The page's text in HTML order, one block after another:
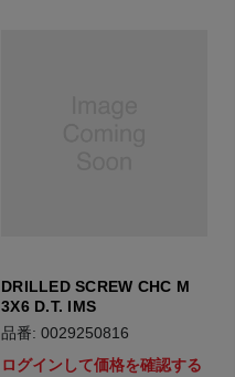
DRILLED SCREW CHC M
3X6 D.T. IMS
品番: 0029250816
ログインして価格を確認する